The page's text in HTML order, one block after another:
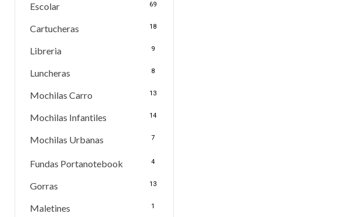
Escolar 69
Cartucheras 18
Libreria 9
Luncheras 8
Mochilas Carro 13
Mochilas Infantiles 14
Mochilas Urbanas 7
Fundas Portanotebook 4
Gorras 13
Maletines 1